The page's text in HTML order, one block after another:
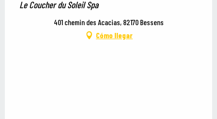
Le Coucher du Soleil Spa
401 chemin des Acacias, 82170 Bessens
Cómo llegar